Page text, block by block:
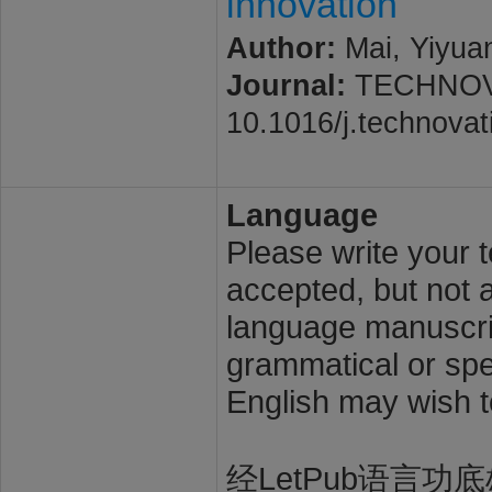
Author: Mai,
Journal:
10.1016/
Language
Please write your
accepted, but not
language
grammatical or
English may wish
经LetPub语言功